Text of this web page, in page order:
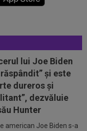
lui Joe Biden
răspândit” şi este
dureros și
dezvăluie
Hunter
american Joe Biden s-a
lotul pentru
la Curtea de
dorit de Gigi
din...
după ce
după ce